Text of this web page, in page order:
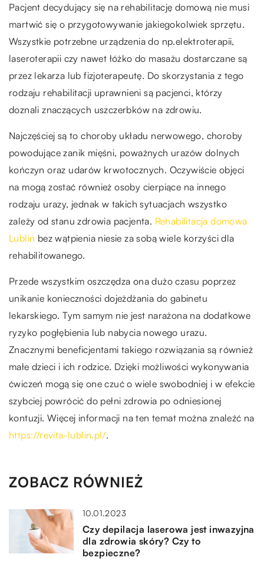
Pacjent decydujący się na rehabilitację domową nie musi
martwić się o przygotowywanie jakiegokolwiek sprzętu.
Wszystkie potrzebne urządzenia do np.elektroterapii,
laseroterapii czy nawet łóżko do masażu dostarczane są
przez lekarza lub fizjoterapeutę. Do skorzystania z tego
rodzaju rehabilitacji uprawnieni są pacjenci, którzy
doznali znaczących uszczerbków na zdrowiu.
Najczęściej są to choroby układu nerwowego, choroby
powodujące zanik mięśni, poważnych urazów dolnych
kończyn oraz udarów krwotocznych. Oczywiście objęci
na mogą zostać również osoby cierpiące na innego
rodzaju urazy, jednak w takich sytuacjach wszystko
zależy od stanu zdrowia pacjenta. Rehabilitacja domowa
Lublin bez wątpienia niesie za sobą wiele korzyści dla
rehabilitowanego.
Przede wszystkim oszczędza ona dużo czasu poprzez
unikanie konieczności dojeżdżania do gabinetu
lekarskiego. Tym samym nie jest narażona na dodatkowe
ryzyko pogłębienia lub nabycia nowego urazu.
Znacznymi beneficjentami takiego rozwiązania są również
małe dzieci i ich rodzice. Dzięki możliwości wykonywania
ćwiczeń mogą się one czuć o wiele swobodniej i w efekcie
szybciej powrócić do pełni zdrowia po odniesionej
kontuzji. Więcej informacji na ten temat można znaleźć na
https://revita-lublin.pl/.
ZOBACZ RÓWNIEŻ
10.01.2023
Czy depilacja laserowa jest inwazyjna
dla zdrowia skóry? Czy to
bezpieczne?